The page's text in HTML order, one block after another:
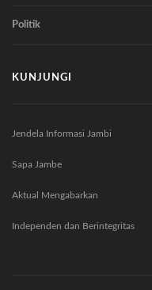
Politik
KUNJUNGI
Jendela Informasi Jambi
Sapa Jambe
Aktual Mengabarkan
Independen dan Berintegritas